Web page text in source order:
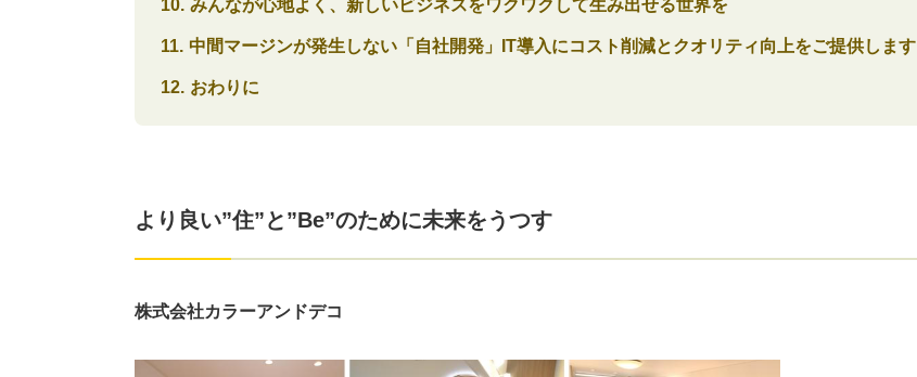
みんなが心地よく、新しいビジネスをワクワクして生み出せる世界を
中間マージンが発生しない「自社開発」IT導入にコスト削減とクオリティ向上をご提供します
おわりに
より良い”住”と”Be”のために未来をうつす
株式会社カラーアンドデコ